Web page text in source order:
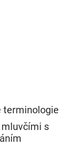
terminologie
s